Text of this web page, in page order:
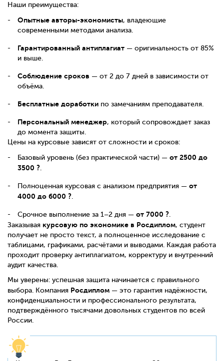
Наши преимущества:
Опытные авторы-экономисты, владеющие
современными методами анализа.
Гарантированный антиплагиат — оригинальность от 85%
и выше.
Соблюдение сроков — от 2 до 7 дней в зависимости от
объёма.
Бесплатные доработки по замечаниям преподавателя.
Персональный менеджер, который сопровождает заказ
до момента защиты.
Цены на курсовые зависят от сложности и сроков:
Базовый уровень (без практической части) — от 2500 до
3500 ?
Полноценная курсовая с анализом предприятия — от
4000 до 6000 ?
Срочное выполнение за 1–2 дня — от 7000 ?
Заказывая курсовую по экономике в Росдиплом, студент
получает не просто текст, а полноценное исследование с
таблицами, графиками, расчётами и выводами. Каждая работа
проходит проверку антиплагиатом, корректуру и внутренний
аудит качества.
Мы уверены: успешная защита начинается с правильного
выбора. Компания Росдиплом — это гарантия надёжности,
конфиденциальности и профессионального результата,
подтверждённого тысячами довольных студентов по всей
России.